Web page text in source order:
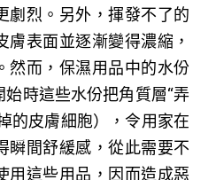
劇烈。另外，揮發不了的
表面並逐漸變得濃縮，
然而，保濕用品中的水份
時這些水份把角質層“弄
的皮膚細胞），令用家在
瞬間舒緩感，從此需要不
用這些用品，因而造成惡